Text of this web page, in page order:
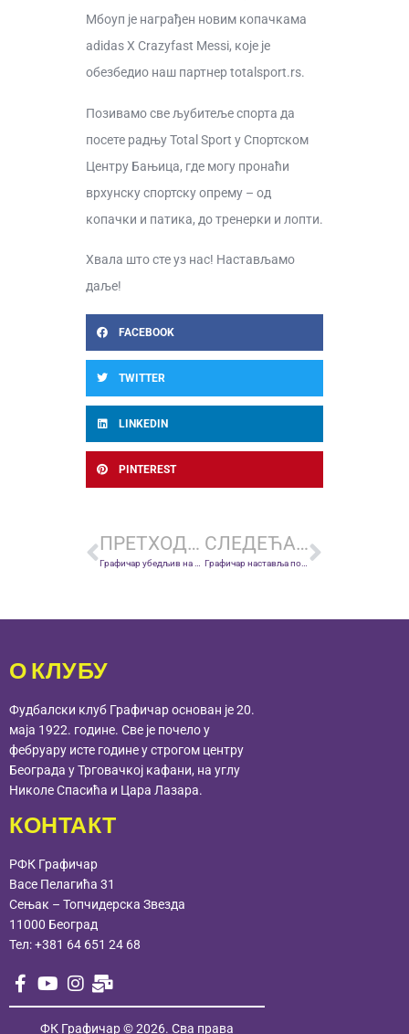
Мбоуп је награђен новим копачкама
adidas X Crazyfast Messi, које је
обезбедио наш партнер totalsport.rs.
Позивамо све љубитеље спорта да
посете радњу Total Sport у Спортском
Центру Бањица, где могу пронаћи
врхунску спортску опрему – од
копачки и патика, до тренерки и лопти.
Хвала што сте уз нас! Настављамо
даље!
FACEBOOK
TWITTER
LINKEDIN
PINTEREST
ПРЕТХОДНА ВЕСТ СЛЕДЕЋА ВЕСТ
Графичар наставља победнички низ: Сигурна победа против Смедерева
О КЛУБУ
Фудбалски клуб Графичар основан је 20.
маја 1922. године. Све је почело у
фебруару исте године у строгом центру
Београда у Трговачкој кафани, на углу
Николе Спасића и Цара Лазара.
КОНТАКТ
РФК Графичар
Васе Пелагића 31
Сењак – Топчидерска Звезда
11000 Београд
Тел:+381 64 651 24 68
ФК Графичар© 2026. Сва права